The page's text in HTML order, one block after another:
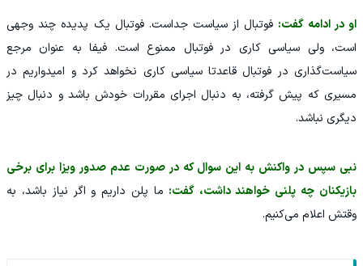
او در ادامه گفت: فوتبال از سیاست جداست. فوتبال یک پدیده چند وجهی
است، ولی سیاسی کاری در فوتبال ممنوع است. فیفا به عنوان مرجع
سیاست‌گذاری در فوتبال قاعدتا سیاسی کاری نخواهد کرد و امیدواریم در
مسیری که پیش گرفته، به دنبال اجرای مقررات خودش باشد و دنبال چیز
دیگری نباشد.
نبی سپس در واکنش به این سوال که در صورت عدم صدور ویزا برای برخی
بازیکنان چه پلنی خواهند داشت، گفت: ما پلن داریم و اگر نیاز باشد، به
وقتش اعلام می‌کنیم.